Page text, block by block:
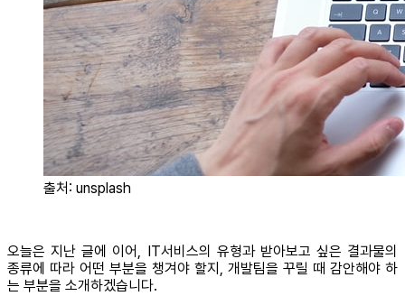
출처: unsplash
오늘은 지난 글에 이어, IT서비스의 유형과 받아보고 싶은 결과물의
종류에 따라 어떤 부분을 챙겨야 할지, 개발팀을 꾸릴 때 감안해야 하
는 부분을 소개하겠습니다.